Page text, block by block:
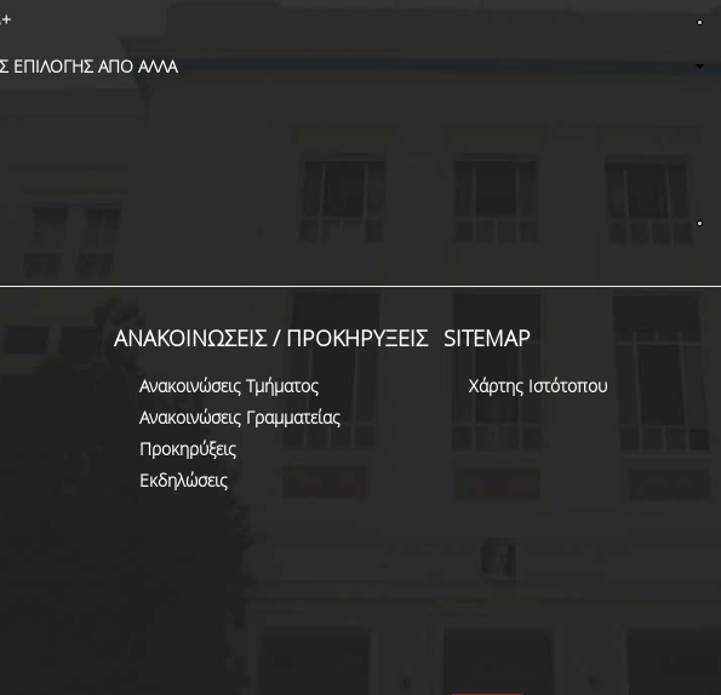
ΕΠΙΛΟΓΗΣ ΑΠΟ ΑΛΛΑ
ΑΝΑΚΟΙΝΩΣΕΙΣ / ΠΡΟΚΗΡΥΞΕΙΣ
Ανακοινώσεις Τμήματος
Ανακοινώσεις Γραμματείας
Προκηρύξεις
Εκδηλώσεις
SITEMAP
Χάρτης Ιστότοπου